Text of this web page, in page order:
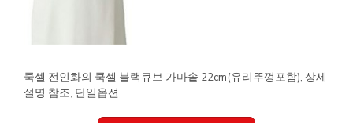
쿡셀 전인화의 쿡셀 블랙큐브 가마솥 22cm(유리뚜껑포함), 상세
설명 참조, 단일옵션